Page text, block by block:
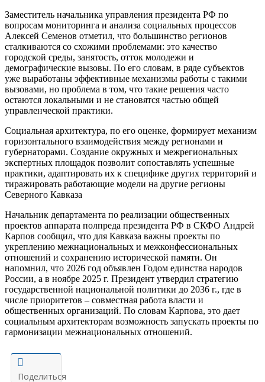
Заместитель начальника управления президента РФ по
вопросам мониторинга и анализа социальных процессов
Алексей Семенов отметил, что большинство регионов
сталкиваются со схожими проблемами: это качество
городской среды, занятость, отток молодежи и
демографические вызовы. По его словам, в ряде субъектов
уже выработаны эффективные механизмы работы с такими
вызовами, но проблема в том, что такие решения часто
остаются локальными и не становятся частью общей
управленческой практики.
Социальная архитектура, по его оценке, формирует механизм
горизонтального взаимодействия между регионами и
губернаторами. Создание окружных и межрегиональных
экспертных площадок позволит сопоставлять успешные
практики, адаптировать их к специфике других территорий и
тиражировать работающие модели на другие регионы
Северного Кавказа
Начальник департамента по реализации общественных
проектов аппарата полпреда президента РФ в СКФО Андрей
Карпов сообщил, что для Кавказа важны проекты по
укреплению межнациональных и межконфессиональных
отношений и сохранению исторической памяти. Он
напомнил, что 2026 год объявлен Годом единства народов
России, а в ноябре 2025 г. Президент утвердил стратегию
государственной национальной политики до 2036 г., где в
числе приоритетов – совместная работа власти и
общественных организаций. По словам Карпова, это дает
социальным архитекторам возможность запускать проекты по
гармонизации межнациональных отношений.
Поделиться